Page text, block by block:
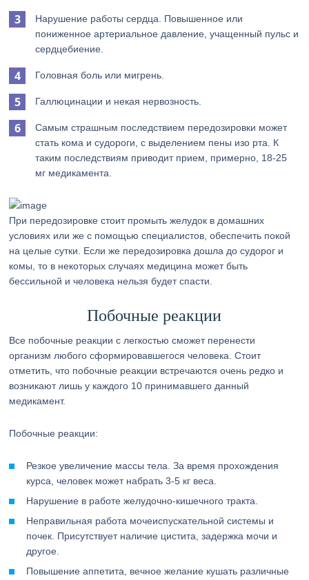
Нарушение работы сердца. Повышенное или
пониженное артериальное давление, учащенный пульс и
сердцебиение.
Головная боль или мигрень.
Галлюцинации и некая нервозность.
Самым страшным последствием передозировки может
стать кома и судороги, с выделением пены изо рта. К
таким последствиям приводит прием, примерно, 18-25
мг медикамента.
При передозировке стоит промыть желудок в домашних
условиях или же с помощью специалистов, обеспечить покой
на целые сутки. Если же передозировка дошла до судорог и
комы, то в некоторых случаях медицина может быть
бессильной и человека нельзя будет спасти.
Побочные реакции
Все побочные реакции с легкостью сможет перенести
организм любого сформировавшегося человека. Стоит
отметить, что побочные реакции встречаются очень редко и
возникают лишь у каждого 10 принимавшего данный
медикамент.
Побочные реакции:
Резкое увеличение массы тела. За время прохождения
курса, человек может набрать 3-5 кг веса.
Нарушение в работе желудочно-кишечного тракта.
Неправильная работа мочеиспускательной системы и
почек. Присутствует наличие цистита, задержка мочи и
другое.
Повышение аппетита, вечное желание кушать различные